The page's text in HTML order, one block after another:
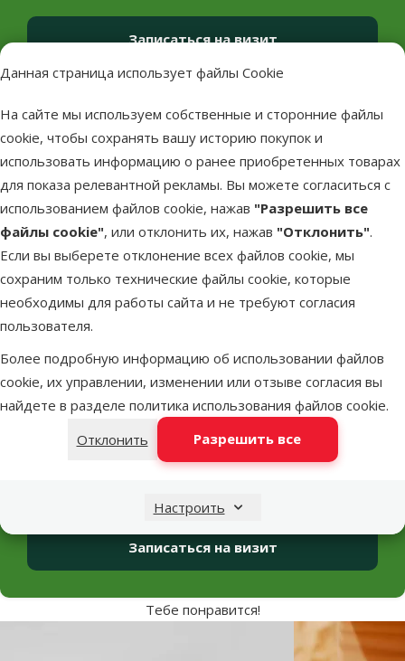
Данная страница использует файлы Cookie
На сайте мы используем собственные и сторонние файлы
cookie, чтобы сохранять вашу историю покупок и
использовать информацию о ранее приобретенных товарах
для показа релевантной рекламы. Вы можете согласиться с
использованием файлов cookie, нажав "Разрешить все
файлы cookie", или отклонить их, нажав "Отклонить".
Если вы выберете отклонение всех файлов cookie, мы
сохраним только технические файлы cookie, которые
необходимы для работы сайта и не требуют согласия
пользователя.
Более подробную информацию об использовании файлов
cookie, их управлении, изменении или отзыве согласия вы
найдете в разделе политика использования файлов cookie.
Отклонить
Разрешить все
Настроить
Записаться на визит
Ветеринарные клиники Dino Zoo
Ветеринарные клиники Dino Zoo в Риге предлагают
полный спектр услуг для животных разных видов: от
Записаться на визит
Тебе понравится!